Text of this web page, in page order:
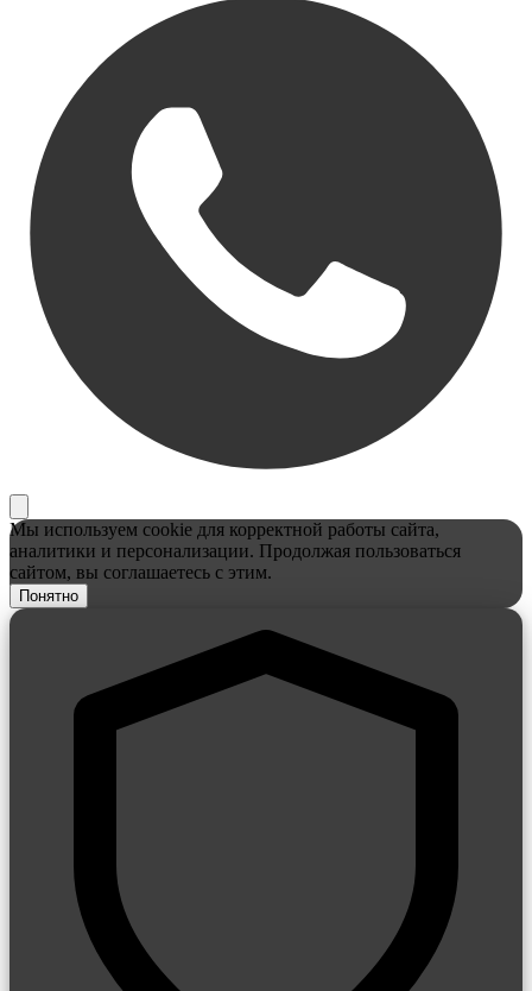
Мы используем cookie для корректной работы сайта,
аналитики и персонализации. Продолжая пользоваться
сайтом, вы соглашаетесь с этим.
Понятно